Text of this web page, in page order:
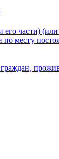
части) (или
по месту
граждан,